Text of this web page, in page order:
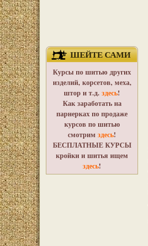
ШЕЙТЕ САМИ
Курсы по шитью других
изделий, корсетов, меха,
штор и т.д. здесь!
Как заработать на
парнерках по продаже
курсов по шитью
смотрим здесь!
БЕСПЛАТНЫЕ КУРСЫ
кройки и шитья ищем
здесь!